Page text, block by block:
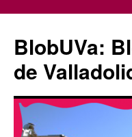
contenido
BlobUVa:
de